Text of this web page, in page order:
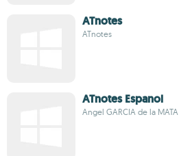
ATnotes
ATnotes
ATnotes Espanol
Angel GARCIA de la MATA